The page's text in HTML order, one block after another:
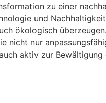
zu einer
und
ökologisch überzeugen.
nicht nur
aktiv zur